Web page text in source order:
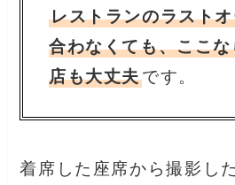
レストランのラスト
合わなくても、ここ
店も大丈夫です。
着席した座席から撮影し